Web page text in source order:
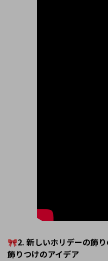
🎀2. 新しいホリデーの飾
飾りつけのアイデア